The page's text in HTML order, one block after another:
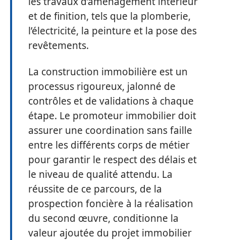
et de finition, tels que la plomberie,
l’électricité, la peinture et la pose des
revêtements.
La construction immobilière est un
processus rigoureux, jalonné de
contrôles et de validations à chaque
étape. Le promoteur immobilier doit
assurer une coordination sans faille
entre les différents corps de métier
pour garantir le respect des délais et
le niveau de qualité attendu. La
réussite de ce parcours, de la
prospection foncière à la réalisation
du second œuvre, conditionne la
valeur ajoutée du projet immobilier